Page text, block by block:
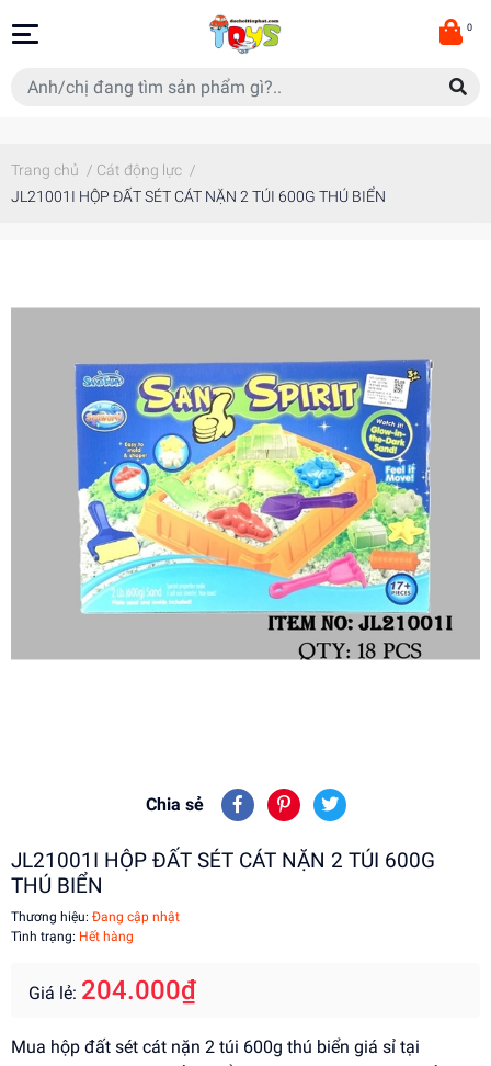
0
Trang chủ / Cát động lực /
JL21001I HỘP ĐẤT SÉT CÁT NẶN 2 TÚI 600G THÚ BIỂN
Chia sẻ
JL21001I HỘP ĐẤT SÉT CÁT NẶN 2 TÚI 600G
THÚ BIỂN
Thương hiệu: Đang cập nhật
Tình trạng: Hết hàng
Giá lẻ: 204.000₫
Mua hộp đất sét cát nặn 2 túi 600g thú biển giá sỉ tại